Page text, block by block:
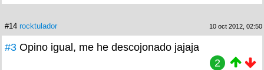
#14 rocktulador 10 oct 2012, 02:50
#3 Opino igual, me he descojonado jajaja
2